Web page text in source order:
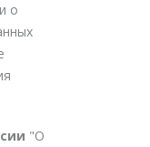
о
"О